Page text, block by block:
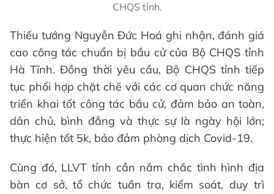
CHQS tỉnh.
Thiếu tướng Nguyễn Đức Hoá ghi nhận, đánh giá
cao công tác chuẩn bị bầu cử của Bộ CHQS tỉnh
Hà Tĩnh. Đồng thời yêu cầu, Bộ CHQS tỉnh tiếp
tục phối hợp chặt chẽ với các cơ quan chức năng
triển khai tốt công tác bầu cử, đảm bảo an toàn,
dân chủ, bình đẳng và thực sự là ngày hội lớn;
thực hiện tốt 5k, bảo đảm phòng dịch Covid-19.
Cùng đó, LLVT tỉnh cần nắm chắc tình hình địa
bàn cơ sở, tổ chức tuần tra, kiểm soát, duy trì